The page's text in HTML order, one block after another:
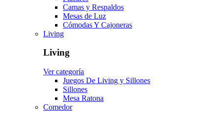
Camas y Respaldos
Mesas de Luz
Cómodas Y Cajoneras
Living
Living
Ver categoría
Juegos De Living y Sillones
Sillones
Mesa Ratona
Comedor